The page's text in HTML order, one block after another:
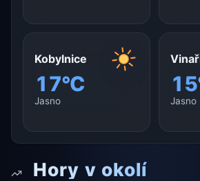
Kobylnice
17°C
Jasno Jasno
Hory v okolí